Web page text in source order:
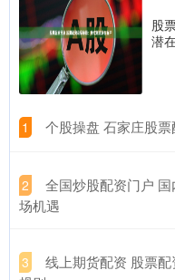
股
潜
1 个股操盘 石家庄股
2
全国炒股配资门户
场机遇
3
线上期货配资 股票